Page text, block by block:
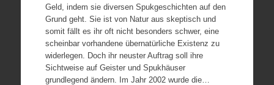
Geld, indem sie diversen Spukgeschichten auf den
Grund geht. Sie ist von Natur aus skeptisch und
somit fällt es ihr oft nicht besonders schwer, eine
scheinbar vorhandene übernatürliche Existenz zu
widerlegen. Doch ihr neuster Auftrag soll ihre
Sichtweise auf Geister und Spukhäuser
grundlegend ändern. Im Jahr 2002 wurde die…